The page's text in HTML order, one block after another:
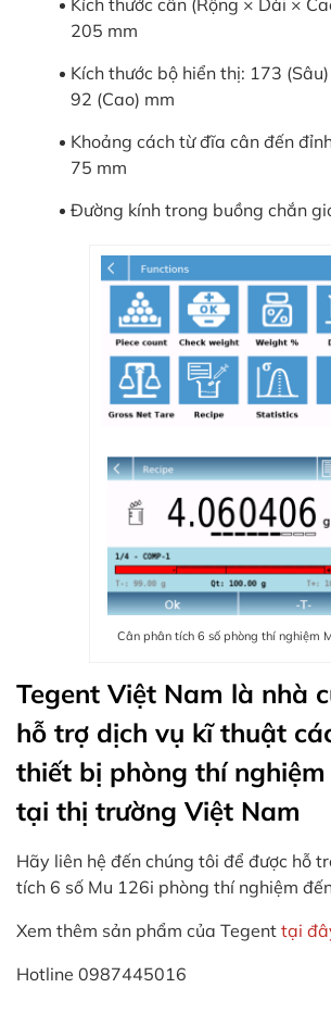
205 mm
Kích thước bộ hiển thị: 173
92 (Cao) mm
Khoảng cách từ đĩa cân đến
75 mm
Đường kính trong buồng chắn
Cân phân tích 6 số phòng thí nghiệm
Tegent Việt Nam là nhà
hỗ trợ dịch vụ kĩ thuật
thiết bị phòng thí
tại thị trường Việt Nam
Hãy liên hệ đến chúng tôi để được hỗ
tích 6 số Mu 126i phòng thí nghiệm
Xem thêm sản phẩm của Tegent tại
Hotline 0987445016